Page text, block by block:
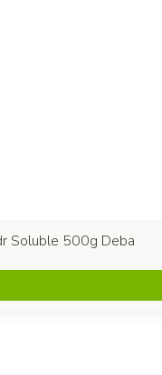
Soluble 500g Deba